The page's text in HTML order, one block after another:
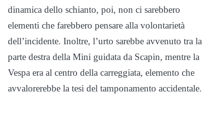
dinamica dello schianto, poi, non ci sarebbero
elementi che farebbero pensare alla volontarietà
dell’incidente. Inoltre, l’urto sarebbe avvenuto tra la
parte destra della Mini guidata da Scapin, mentre la
Vespa era al centro della carreggiata, elemento che
avvalorerebbe la tesi del tamponamento accidentale.